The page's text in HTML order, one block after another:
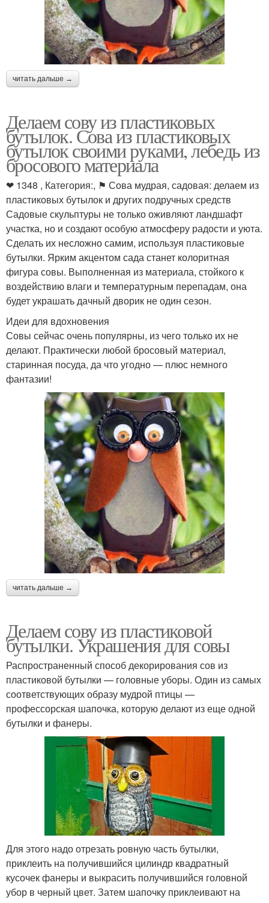
читать дальше →
Делаем сову из пластиковых
бутылок. Сова из пластиковых
бутылок своими руками, лебедь из
бросового материала
❤ 1348 , Категория:, ⚑ Сова мудрая, садовая: делаем из
пластиковых бутылок и других подручных средств
Садовые скульптуры не только оживляют ландшафт
участка, но и создают особую атмосферу радости и уюта.
Сделать их несложно самим, используя пластиковые
бутылки. Ярким акцентом сада станет колоритная
фигура совы. Выполненная из материала, стойкого к
воздействию влаги и температурным перепадам, она
будет украшать дачный дворик не один сезон.
Идеи для вдохновения
Совы сейчас очень популярны, из чего только их не
делают. Практически любой бросовый материал,
старинная посуда, да что угодно — плюс немного
фантазии!
читать дальше →
Делаем сову из пластиковой
бутылки. Украшения для совы
Распространенный способ декорирования сов из
пластиковой бутылки — головные уборы. Один из самых
соответствующих образу мудрой птицы —
профессорская шапочка, которую делают из еще одной
бутылки и фанеры.
Для этого надо отрезать ровную часть бутылки,
приклеить на получившийся цилиндр квадратный
кусочек фанеры и выкрасить получившийся головной
убор в черный цвет. Затем шапочку приклеивают на